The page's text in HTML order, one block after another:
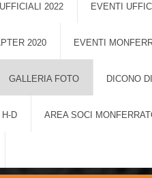
2022 EVENTI
2020 EVENTI
GALLERIA FOTO DICONO
D AREA SOCI